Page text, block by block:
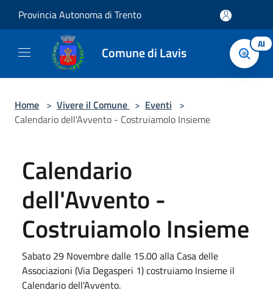
Provincia Autonoma di Trento
Comune di Lavis AI
Home > Vivere il Comune > Eventi >
Calendario dell'Avvento - Costruiamolo Insieme
Calendario
dell'Avvento -
Costruiamolo Insieme
Sabato 29 Novembre dalle 15.00 alla Casa delle
Associazioni (Via Degasperi 1) costruiamo Insieme il
Calendario dell'Avvento.